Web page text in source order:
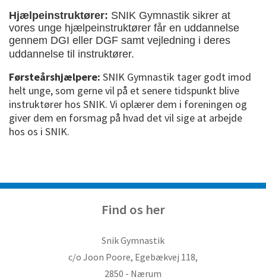
Hjælpeinstruktører: SNIK Gymnastik sikrer at
vores unge hjælpeinstruktører får en uddannelse
gennem DGI eller DGF samt vejledning i deres
uddannelse til instruktører.
Førsteårshjælpere: SNIK Gymnastik tager godt imod
helt unge, som gerne vil på et senere tidspunkt blive
instruktører hos SNIK. Vi oplærer dem i foreningen og
giver dem en forsmag på hvad det vil sige at arbejde
hos os i SNIK.
Find os her
Snik Gymnastik
c/o Joon Poore, Egebækvej 118,
2850 - Nærum